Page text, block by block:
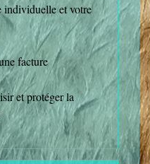
individuelle et votre
facture
et protéger la